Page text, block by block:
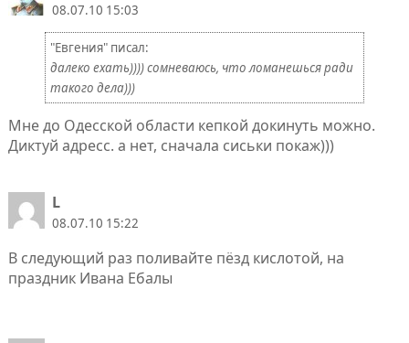
08.07.10 15:03
"Евгения" писал:
далеко ехать)))) сомневаюсь, что ломанешься ради
такого дела)))
Мне до Одесской области кепкой докинуть можно.
Диктуй адресс. а нет, сначала сиськи покаж)))
L
08.07.10 15:22
В следующий раз поливайте пёзд кислотой, на
праздник Ивана Ебалы